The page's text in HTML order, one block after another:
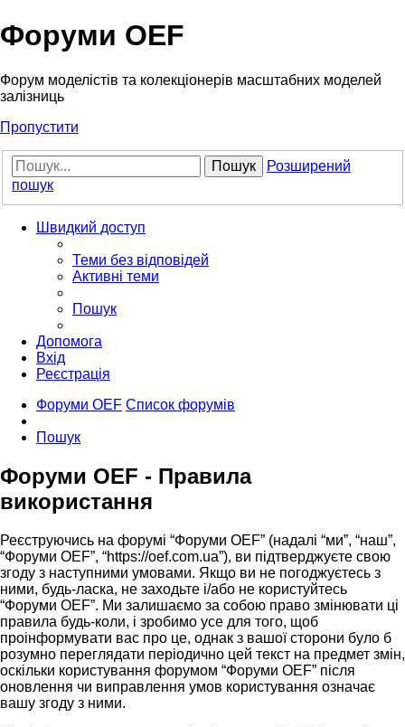
Форуми OEF
Форум моделістів та колекціонерів масштабних моделей
залізниць
Пропустити
Пошук
Розширений
пошук
Швидкий доступ
Теми без відповідей
Активні теми
Пошук
Допомога
Вхід
Реєстрація
Форуми OEF Список форумів
Пошук
Форуми OEF - Правила
використання
Реєструючись на форумі “Форуми OEF” (надалі “ми”, “наш”,
“Форуми OEF”, “https://oef.com.ua”), ви підтверджуєте свою
згоду з наступними умовами. Якщо ви не погоджуєтесь з
ними, будь-ласка, не заходьте і/або не користуйтесь
“Форуми OEF”. Ми залишаємо за собою право змінювати ці
правила будь-коли, і зробимо усе для того, щоб
проінформувати вас про це, однак з вашої сторони було б
розумно переглядати періодично цей текст на предмет змін,
оскільки користування форумом “Форуми OEF” після
оновлення чи виправлення умов користування означає
вашу згоду з ними.